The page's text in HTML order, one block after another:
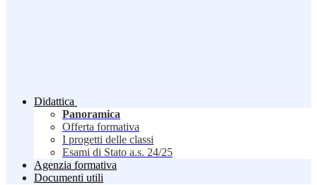
Didattica
Panoramica
Offerta formativa
I progetti delle classi
Esami di Stato a.s. 24/25
Agenzia formativa
Documenti utili